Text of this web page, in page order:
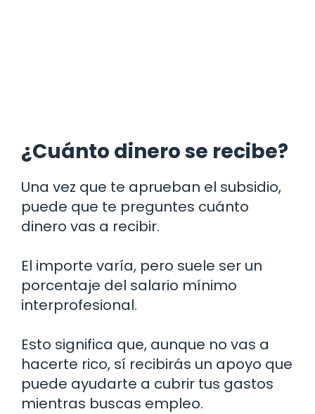
¿Cuánto dinero se recibe?
Una vez que te aprueban el subsidio,
puede que te preguntes cuánto
dinero vas a recibir.
El importe varía, pero suele ser un
porcentaje del salario mínimo
interprofesional.
Esto significa que, aunque no vas a
hacerte rico, sí recibirás un apoyo que
puede ayudarte a cubrir tus gastos
mientras buscas empleo.